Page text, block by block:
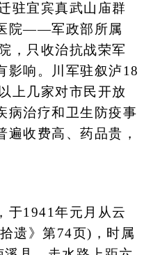
驻宜宾真武山庙群
院——军政部所属
，只收治抗战荣军
影响。川军驻叙泸18
上几家对市民开放
病治疗和卫生防疫事
遍收费高、药品贵，
1941年元月从云
遗》第74页)，时属